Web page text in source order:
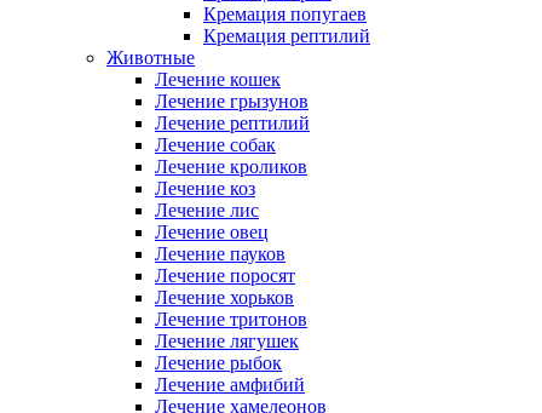
Кремация попугаев
Кремация рептилий
Животные
Лечение кошек
Лечение грызунов
Лечение рептилий
Лечение собак
Лечение кроликов
Лечение коз
Лечение лис
Лечение овец
Лечение пауков
Лечение поросят
Лечение хорьков
Лечение тритонов
Лечение лягушек
Лечение рыбок
Лечение амфибий
Лечение хамелеонов